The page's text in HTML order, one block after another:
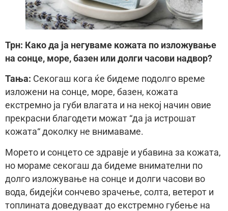
Трн: Како да ја негуваме кожата по изложување
на сонце, море, базен или долги часови надвор?
Тања: Секогаш кога ќе бидеме подолго време
изложени на сонце, море, базен, кожата
екстремно ја губи влагата и на некој начин овие
прекрасни благодети можат “да ја истрошат
кожата“ доколку не внимаваме.
Морето и сонцето се здравје и убавина за кожата,
но мораме секогаш да бидеме внимателни по
долго изложување на сонце и долги часови во
вода, бидејќи сончево зрачење, солта, ветерот и
топлината доведуваат до екстремно губење на